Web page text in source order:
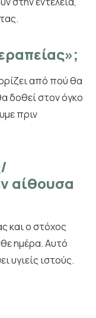
από πού θα
δοθεί στον όγκο
πριν
αίθουσα
και ο στόχος
ημέρα. Αυτό
υγιείς ιστούς.